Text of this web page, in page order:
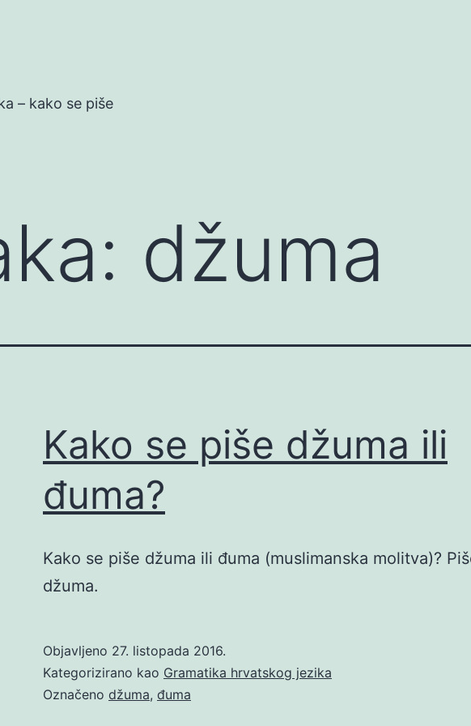
– kako se piše
džuma
Kako se piše džuma ili
đuma?
Kako se piše džuma ili đuma (muslimanska molitva)?
džuma.
Objavljeno 27. listopada 2016.
Kategorizirano kao Gramatika hrvatskog jezika
Označeno džuma, đuma